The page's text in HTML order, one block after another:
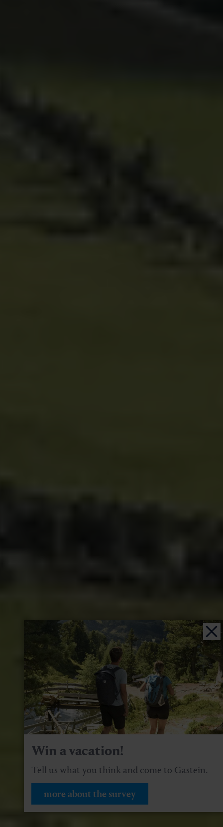
Win a vacation!
Tell us what you think and come to Gastein.
more about the survey